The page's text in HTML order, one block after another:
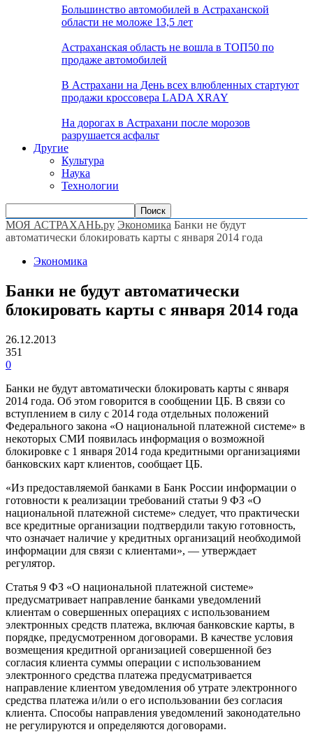
Большинство автомобилей в Астраханской
области не моложе 13,5 лет
Астраханская область не вошла в ТОП50 по
продаже автомобилей
В Астрахани на День всех влюбленных стартуют
продажи кроссовера LADA XRAY
На дорогах в Астрахани после морозов
разрушается асфальт
Другие
Культура
Наука
Технологии
МОЯ АСТРАХАНЬ.ру Экономика Банки не будут
автоматически блокировать карты с января 2014 года
Экономика
Банки не будут автоматически
блокировать карты с января 2014 года
26.12.2013
351
0
Банки не будут автоматически блокировать карты с января
2014 года. Об этом говорится в сообщении ЦБ. В связи со
вступлением в силу с 2014 года отдельных положений
Федерального закона «О национальной платежной системе» в
некоторых СМИ появилась информация о возможной
блокировке с 1 января 2014 года кредитными организациями
банковских карт клиентов, сообщает ЦБ.
«Из предоставляемой банками в Банк России информации о
готовности к реализации требований статьи 9 ФЗ «О
национальной платежной системе» следует, что практически
все кредитные организации подтвердили такую готовность,
что означает наличие у кредитных организаций необходимой
информации для связи с клиентами», — утверждает
регулятор.
Статья 9 ФЗ «О национальной платежной системе»
предусматривает направление банками уведомлений
клиентам о совершенных операциях с использованием
электронных средств платежа, включая банковские карты, в
порядке, предусмотренном договорами. В качестве условия
возмещения кредитной организацией совершенной без
согласия клиента суммы операции с использованием
электронного средства платежа предусматривается
направление клиентом уведомления об утрате электронного
средства платежа и/или о его использовании без согласия
клиента. Способы направления уведомлений законодательно
не регулируются и определяются договорами.